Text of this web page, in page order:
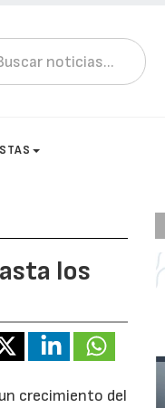
los
crecimiento del